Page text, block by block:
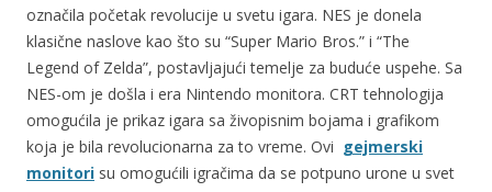
označila početak revolucije u svetu igara. NES je donela
klasične naslove kao što su “Super Mario Bros.” i “The
Legend of Zelda”, postavljajući temelje za buduće uspehe. Sa
NES-om je došla i era Nintendo monitora. CRT tehnologija
omogućila je prikaz igara sa živopisnim bojama i grafikom
koja je bila revolucionarna za to vreme. Ovi gejmerski
monitori su omogućili igračima da se potpuno urone u svet